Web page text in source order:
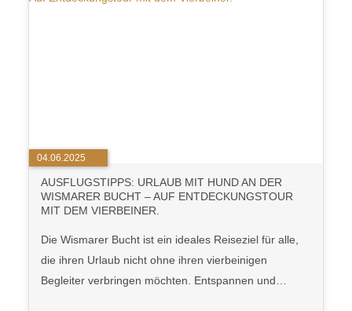
04.06.2025
AUSFLUGSTIPPS: URLAUB MIT HUND AN DER
WISMARER BUCHT – AUF ENTDECKUNGSTOUR
MIT DEM VIERBEINER.
Die Wismarer Bucht ist ein ideales Reiseziel für alle,
die ihren Urlaub nicht ohne ihren vierbeinigen
Begleiter verbringen möchten. Entspannen und…